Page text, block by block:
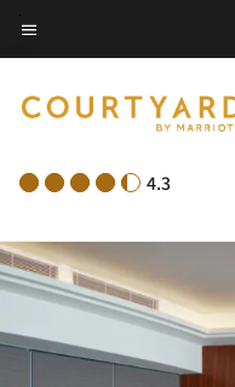
Skip
to
content
菜单文本
4.3